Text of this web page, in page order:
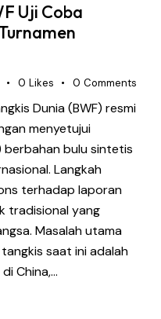
Uji Coba
0 Likes 0 Comments
Dunia (BWF) resmi
menyetujui
bulu sintetis
Langkah
terhadap laporan
tradisional yang
Masalah utama
saat ini adalah
China,…